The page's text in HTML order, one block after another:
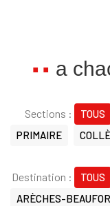
a
Sections : TOUS
PRIMAIRE
Destination : TOUS
ARÈCHES-